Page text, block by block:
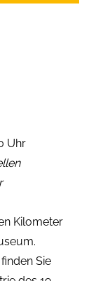
Uhr
Kilometer
Sie